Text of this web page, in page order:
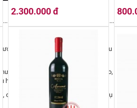
làm từ giống nho den Malbec, sau đó
trái cây nhiệt đới của anh đào, mâm
hợp với nhiều khẩu vị khác nhau.
cừu, nấm, phô mai,…Nhiệt độ phục vụ 15-18
2.300.000 đ